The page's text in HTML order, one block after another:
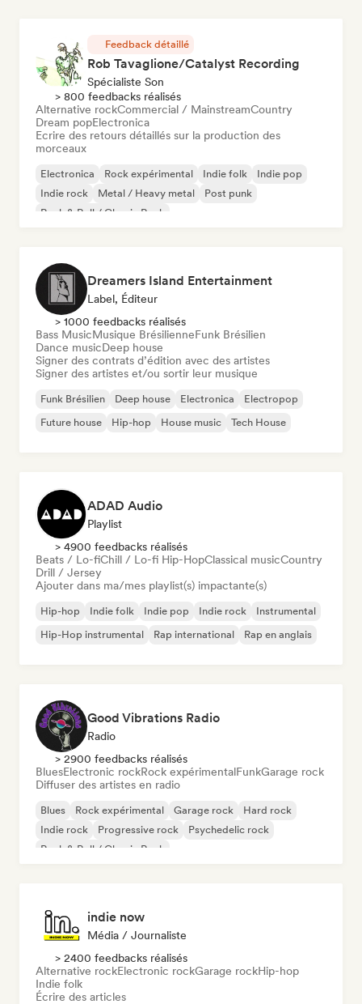
Feedback détaillé
Rob Tavaglione/Catalyst Recording
Spécialiste Son
> 800 feedbacks réalisés
Alternative rockCommercial / MainstreamCountry
Dream popElectronica
Ecrire des retours détaillés sur la production des
morceaux
Electronica Rock expérimental Indie folk
Indie pop
Indie rock
Metal / Heavy metal
Post punk
Rock & Roll / Classic Rock
Dreamers Island Entertainment
Label, Éditeur
> 1000 feedbacks réalisés
Bass MusicMusique BrésilienneFunk Brésilien
Dance musicDeep house
Signer des contrats d’édition avec des artistes
Signer des artistes et/ou sortir leur musique
Funk Brésilien Deep house Electronica
Electropop
Future house
Hip-hop House music Tech House
ADAD Audio
Playlist
> 4900 feedbacks réalisés
Beats / Lo-fiChill / Lo-fi Hip-HopClassical musicCountry
Drill / Jersey
Ajouter dans ma/mes playlist(s) impactante(s)
Hip-hop Indie folk Indie pop Indie rock
Instrumental
Hip-Hop instrumental
Rap international Rap en anglais
Good Vibrations Radio
Radio
> 2900 feedbacks réalisés
BluesElectronic rockRock expérimentalFunkGarage rock
Diffuser des artistes en radio
Blues Rock expérimental Garage rock
Hard rock
Indie rock
Progressive rock
Psychedelic rock
Rock & Roll / Classic Rock
indie now
Média / Journaliste
> 2400 feedbacks réalisés
Alternative rockElectronic rockGarage rockHip-hop
Indie folk
Écrire des articles